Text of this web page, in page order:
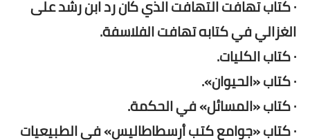
· كتاب تهافت التهافت الذي كان رد ابن رشد على
الغزالي في كتابه تهافت الفلاسفة.
· كتاب الكليات.
· كتاب «الحيوان».
· كتاب «المسائل» في الحكمة.
· كتاب «جوامع كتب أرسطاطاليس» في الطبيعيات